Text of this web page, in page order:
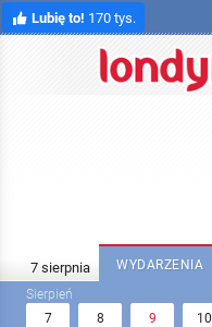
Lubię to! 170 tys.
WYDARZENIA
7 8 9 10